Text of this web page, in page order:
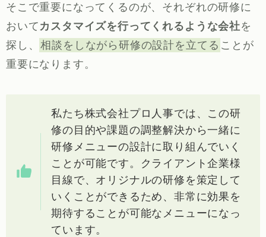
そこで重要になってくるのが、それぞれの研修に
おいて カスタマイズを行ってくれるような会社を
探し、 相談をしながら研修の設計を立てる ことが
重要になります。
私たち株式会社プロ人事では、この研
修の目的や課題の調整解決から一緒に
研修メニューの設計に取り組んでいく
ことが可能です。クライアント企業様
目線で、オリジナルの研修を策定して
いくことができるため、非常に効果を
期待することが可能なメニューになっ
ています。